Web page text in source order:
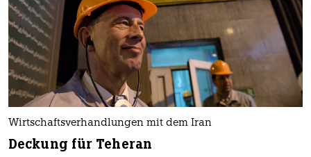
Wirtschaftsverhandlungen mit dem Iran
Deckung für Teheran